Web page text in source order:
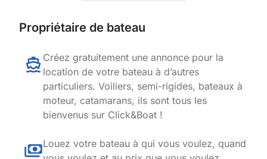
Propriétaire de bateau
Créez gratuitement une annonce pour la
location de votre bateau à d’autres
particuliers. Voiliers, semi-rigides, bateaux à
moteur, catamarans, ils sont tous les
bienvenus sur Click&Boat !
Louez votre bateau à qui vous voulez, quand